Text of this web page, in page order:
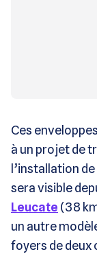
Ces
à un projet de
l’installation
sera visible
Leucate (38
un autre
foyers de deux